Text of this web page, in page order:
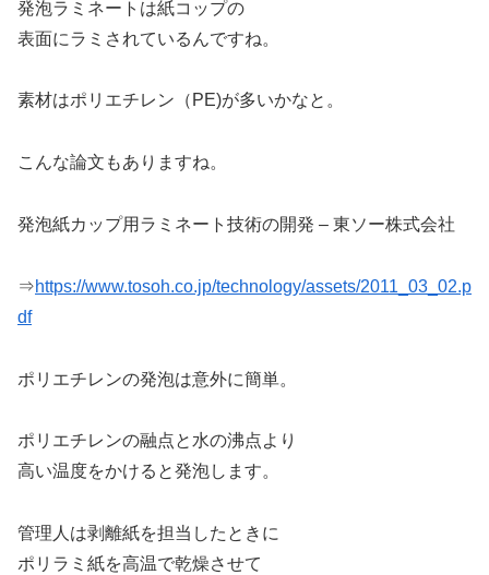
発泡ラミネートは紙コップの
表面にラミされているんですね。
素材はポリエチレン（PE)が多いかなと。
こんな論文もありますね。
発泡紙カップ用ラミネート技術の開発 – 東ソー株式会社
⇒https://www.tosoh.co.jp/technology/assets/2011_03_02.p
df
ポリエチレンの発泡は意外に簡単。
ポリエチレンの融点と水の沸点より
高い温度をかけると発泡します。
管理人は剥離紙を担当したときに
ポリラミ紙を高温で乾燥させて